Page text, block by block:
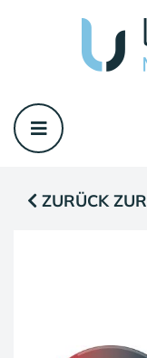
ZURÜCK